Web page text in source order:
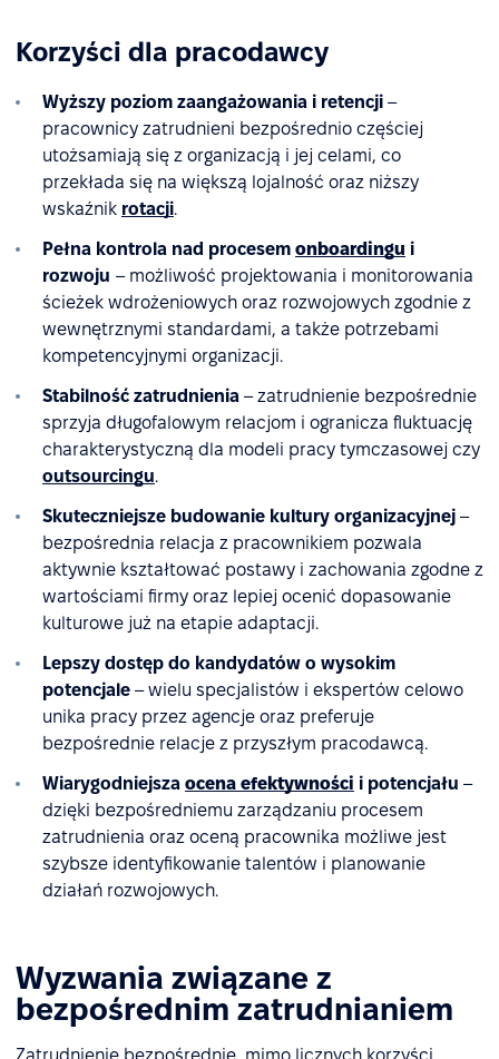
Korzyści dla pracodawcy
Wyższy poziom zaangażowania i retencji –
pracownicy zatrudnieni bezpośrednio częściej
utożsamiają się z organizacją i jej celami, co
przekłada się na większą lojalność oraz niższy
wskaźnik rotacji.
Pełna kontrola nad procesem onboardingu i
rozwoju – możliwość projektowania i monitorowania
ścieżek wdrożeniowych oraz rozwojowych zgodnie z
wewnętrznymi standardami, a także potrzebami
kompetencyjnymi organizacji.
Stabilność zatrudnienia – zatrudnienie bezpośrednie
sprzyja długofalowym relacjom i ogranicza fluktuację
charakterystyczną dla modeli pracy tymczasowej czy
outsourcingu.
Skuteczniejsze budowanie kultury organizacyjnej –
bezpośrednia relacja z pracownikiem pozwala
aktywnie kształtować postawy i zachowania zgodne z
wartościami firmy oraz lepiej ocenić dopasowanie
kulturowe już na etapie adaptacji.
Lepszy dostęp do kandydatów o wysokim
potencjale – wielu specjalistów i ekspertów celowo
unika pracy przez agencje oraz preferuje
bezpośrednie relacje z przyszłym pracodawcą.
Wiarygodniejsza ocena efektywności i potencjału –
dzięki bezpośredniemu zarządzaniu procesem
zatrudnienia oraz oceną pracownika możliwe jest
szybsze identyfikowanie talentów i planowanie
działań rozwojowych.
Wyzwania związane z
bezpośrednim zatrudnianiem
Zatrudnienie bezpośrednie, mimo licznych korzyści